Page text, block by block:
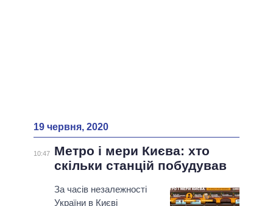
19 червня, 2020
10:47
Метро і мери Києва: хто
скільки станцій побудував
За часів незалежності
України в Києві